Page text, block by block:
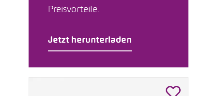
Preisvorteile.
Jetzt herunterladen